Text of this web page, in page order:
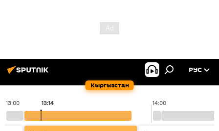
Кыргызстан
РУС
13:00 14:00
13:14